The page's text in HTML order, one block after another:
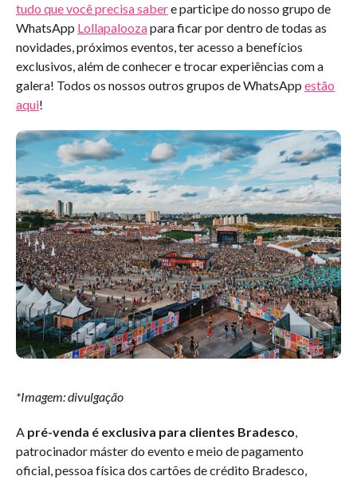
tudo que você precisa sabere participe do nosso grupo de
WhatsApp Lollapaloozapara ficar por dentro de todas as
novidades, próximos eventos, ter acesso a benefícios
exclusivos, além de conhecer e trocar experiências com a
galera! Todos os nossos outros grupos de WhatsApp estão
aqui!
*Imagem: divulgação
A pré-venda é exclusiva para clientes Bradesco
patrocinador máster do evento e meio de pagamento
oficial, pessoa física dos cartões de crédito Bradesco,